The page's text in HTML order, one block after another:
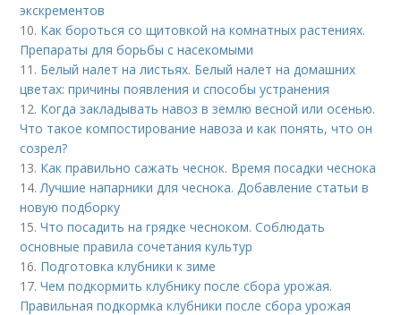
экскрементов
10. Как бороться со щитовкой на комнатных растениях.
Препараты для борьбы с насекомыми
11. Белый налет на листьях. Белый налет на домашних
цветах: причины появления и способы устранения
12. Когда закладывать навоз в землю весной или осенью.
Что такое компостирование навоза и как понять, что он
созрел?
13. Как правильно сажать чеснок. Время посадки чеснока
14. Лучшие напарники для чеснока. Добавление статьи в
новую подборку
15.Что посадить на грядке чесноком. Соблюдать
основные правила сочетания культур
16. Подготовка клубники к зиме
17.Чем подкормить клубнику после сбора урожая.
Правильная подкормка клубники после сбора урожая